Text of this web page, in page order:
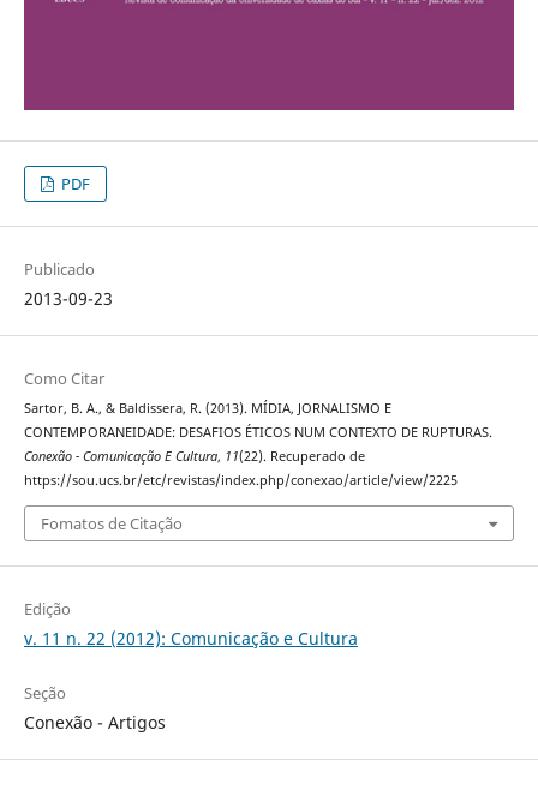
PDF
Publicado
2013-09-23
Como Citar
Sartor, B. A., & Baldissera, R. (2013). MÍDIA, JORNALISMO E
CONTEMPORANEIDADE: DESAFIOS ÉTICOS NUM CONTEXTO DE RUPTURAS.
Conexão - Comunicação E Cultura, 11(22). Recuperado de
https://sou.ucs.br/etc/revistas/index.php/conexao/article/view/2225
Fomatos de Citação
Edição
v. 11 n. 22 (2012): Comunicação e Cultura
Seção
Conexão - Artigos